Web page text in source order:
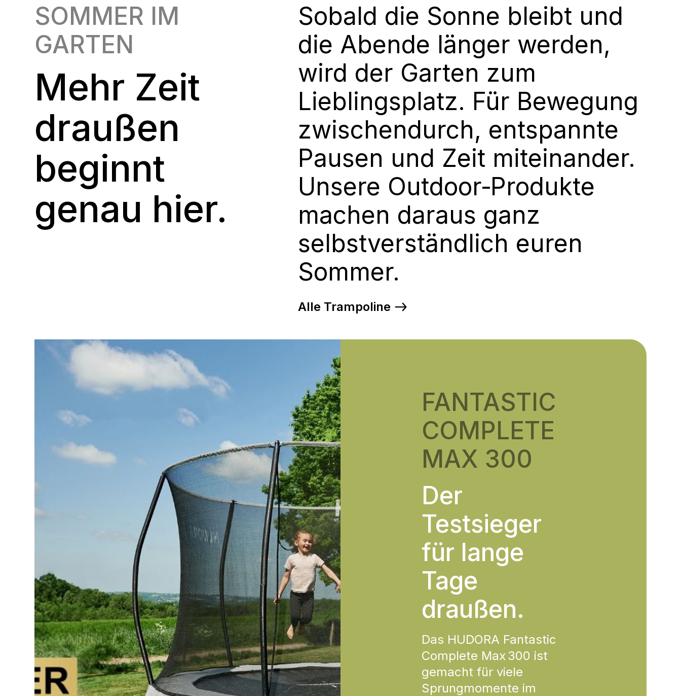
SOMMER IM
GARTEN
Mehr Zeit
draußen
beginnt
genau hier.
Sobald die Sonne bleibt und
die Abende länger werden,
wird der Garten zum
Lieblingsplatz. Für Bewegung
zwischendurch, entspannte
Pausen und Zeit miteinander.
Unsere Outdoor‑Produkte
machen daraus ganz
selbstverständlich euren
Sommer.
Alle Trampoline
FANTASTIC
COMPLETE
MAX 300
Der
Testsieger
für lange
Tage
draußen.
Das HUDORA Fantastic
Complete Max 300 ist
gemacht für viele
Sprungmomente im